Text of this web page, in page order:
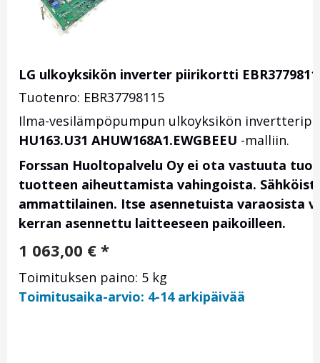
LG ulkoyksikön inverter piirikortti
Tuotenro: EBR37798115
Ilma-vesilämpöpumpun ulkoyksikön
HU163.U31 AHUW168A1.EWGBEEU -malliin.
Forssan Huoltopalvelu Oy ei ota vastuuta
tuotteen aiheuttamista vahingoista.
ammattilainen. Itse asennetuista varaosista
kerran asennettu laitteeseen paikoilleen.
1 063,00 € *
Toimituksen paino: 5 kg
Toimitusaika-arvio: 4-14 arkipäivää